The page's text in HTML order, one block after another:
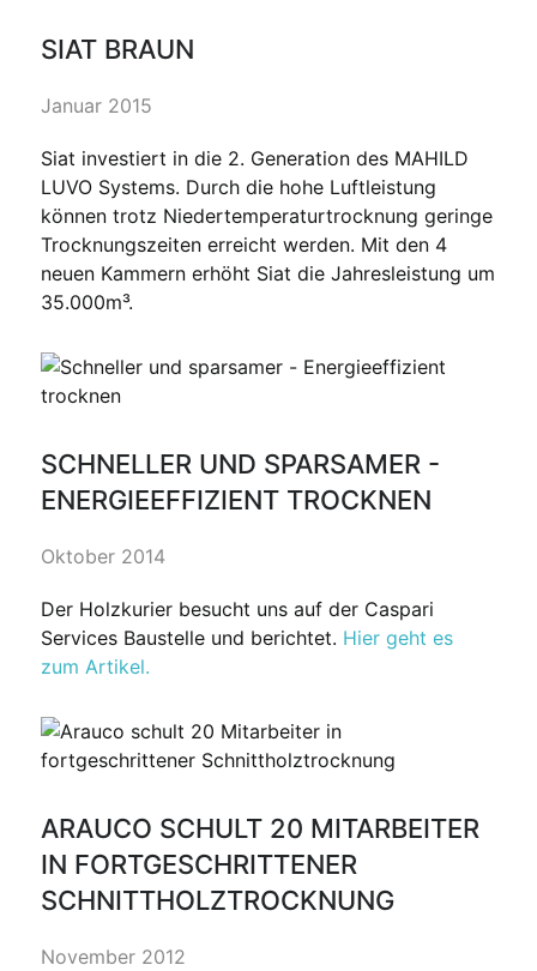
SIAT BRAUN
Januar 2015
Siat investiert in die 2. Generation des MAHILD
LUVO Systems. Durch die hohe Luftleistung
können trotz Niedertemperaturtrocknung geringe
Trocknungszeiten erreicht werden. Mit den 4
neuen Kammern erhöht Siat die Jahresleistung um
35.000m³.
SCHNELLER UND SPARSAMER -
ENERGIEEFFIZIENT TROCKNEN
Oktober 2014
Der Holzkurier besucht uns auf der Caspari
Services Baustelle und berichtet. Hier geht es
zum Artikel.
ARAUCO SCHULT 20 MITARBEITER
IN FORTGESCHRITTENER
SCHNITTHOLZTROCKNUNG
November 2012